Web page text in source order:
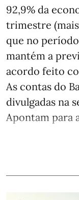
92,9% da
trimestre
que no
mantém a
acordo feito
As contas do
divulgadas na
Apontam para